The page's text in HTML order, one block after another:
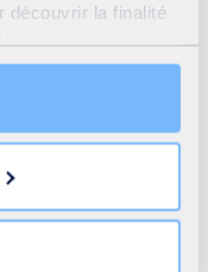
découvrir la finalité
cliquez sur
pouvez
cookies ou
de l’accès
à tout
et
de gouvernance.
sur la base des
dont les membres
recherche. La